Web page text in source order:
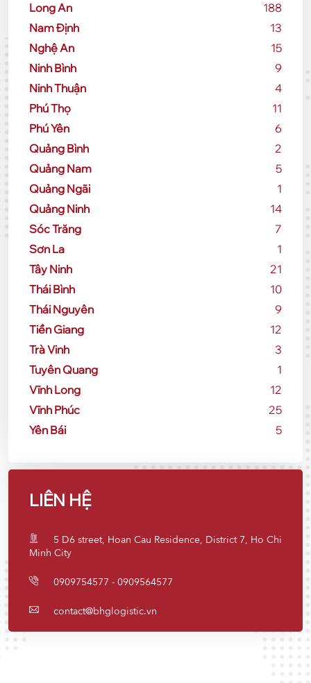
Long An
188
Nam Định
13
Nghệ An
15
Ninh Bình
9
Ninh Thuận
4
Phú Thọ
11
Phú Yên
6
Quảng Bình
2
Quảng Nam
5
Quảng Ngãi
1
Quảng Ninh
14
Sóc Trăng
7
Sơn La
1
Tây Ninh
21
Thái Bình
10
Thái Nguyên
9
Tiền Giang
12
Trà Vinh
3
Tuyên Quang
1
Vĩnh Long
12
Vĩnh Phúc
25
Yên Bái
5
LIÊN HỆ
5 D6 street, Hoan Cau Residence, District 7, Ho Chi
Minh City
0909754577 - 0909564577
contact@bhglogistic.vn